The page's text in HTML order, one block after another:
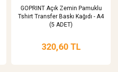
GOPRINT Açık Zemin Pamuklu
Tshirt Transfer Baskı Kağıdı - A4
(5 ADET)
320,60 TL